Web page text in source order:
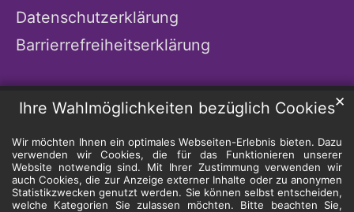
Ihre Wahlmöglichkeiten bezüglich Cookies
Wir möchten Ihnen ein optimales Webseiten-Erlebnis bieten. Dazu
verwenden wir Cookies, die für das Funktionieren unserer
Website notwendig sind. Mit Ihrer Zustimmung verwenden wir
auch Cookies, die zur Anzeige externer Inhalte oder zu anonymen
Statistikzwecken genutzt werden. Sie können selbst entscheiden,
welche Kategorien Sie zulassen möchten. Bitte beachten Sie,
✕
Datenschutzerklärung
Barrierrefreiheitserklärung